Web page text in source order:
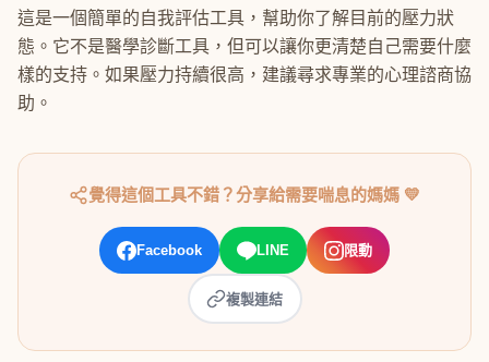
這是一個簡單的自我評估工具，幫助你了解目前的壓力狀
態。它不是醫學診斷工具，但可以讓你更清楚自己需要什麼
樣的支持。如果壓力持續很高，建議尋求專業的心理諮商協
助。
覺得這個工具不錯？分享給需要喘息的媽媽 💛
Facebook LINE 限動
複製連結